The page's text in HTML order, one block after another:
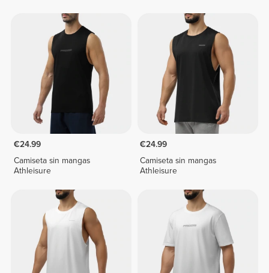
€24.99
Camiseta sin mangas
Athleisure
€24.99
Camiseta sin mangas
Athleisure